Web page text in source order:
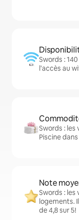
Swords :
l'accès au
Swords : les
Piscine
Note
Swords :
logements.
de 4,8 sur 5!